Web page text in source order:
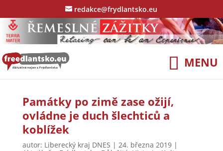
redakce@frydlantsko.eu
Památky po zimě zase ožijí,
ovládne je duch šlechticů a
koblížek
autor: Liberecký kraj DNES | 24. března 2019|